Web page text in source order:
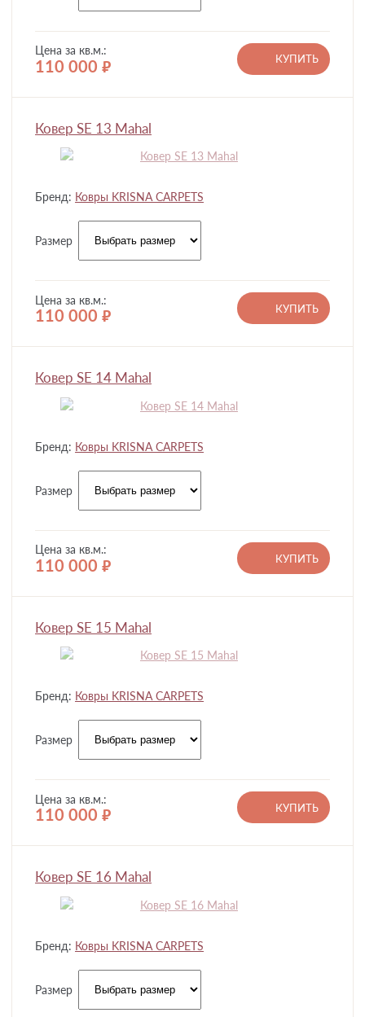
Цена за кв.м.:
110 000 руб.
КУПИТЬ
Ковер SE 13 Mahal
Бренд: Ковры KRISNA CARPETS
Размер
Цена за кв.м.:
110 000 руб.
КУПИТЬ
Ковер SE 14 Mahal
Бренд: Ковры KRISNA CARPETS
Размер
Цена за кв.м.:
110 000 руб.
КУПИТЬ
Ковер SE 15 Mahal
Бренд: Ковры KRISNA CARPETS
Размер
Цена за кв.м.:
110 000 руб.
КУПИТЬ
Ковер SE 16 Mahal
Бренд: Ковры KRISNA CARPETS
Размер